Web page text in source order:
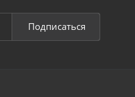
Подписаться